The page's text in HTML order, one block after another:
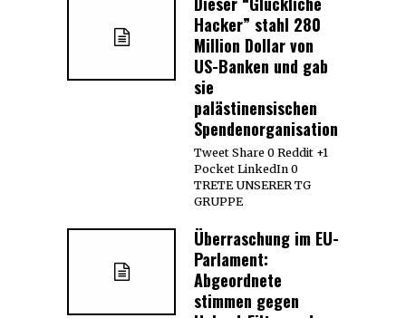
Hacker” stahl 280
Million Dollar von
US-Banken und gab
sie
palästinensischen
Spendenorganisationen
Tweet Share 0 Reddit +1
Pocket LinkedIn 0
TRETE UNSERER TG
GRUPPE
Überraschung im EU-
Parlament:
Abgeordnete
stimmen gegen